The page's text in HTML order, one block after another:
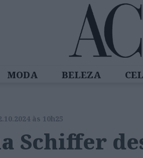
MODA BELEZA
às 10h25
Schiffer